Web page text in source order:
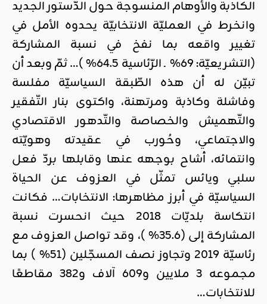
الكاذبة والأوهام المنسوجة حول الدّستور الجديد
وانخرط في العمليّة الانتخابيّة يحدوه الأمل في
تغيير واقعه بما نفخ في نسبة المشاركة
(التشريعيّة: 69% ـ الرّئاسية 64.5% )… ثمّ وبعد أن
تبيّن له أن هذه الطّبقة السياسيّة مفلسة
وفاشلة وكاذبة ومرتهنة، واكتوى بنار التّفقير
والتّهميش والخصاصة والتّدهور الاقتصادي
والاجتماعي، وحُورب في عقيدته وهويّته
وانتمائه، أشاح بوجهه عنها وقابلها بردّ فعل
سلبي ويائس تمثّل في العزوف عن الحياة
السياسيّة في أبرز مظاهرها: الانتخابات… فكانت
انتكاسة بلديّات 2018 حيث انحسرت نسبة
المشاركة إلى (35.6% )، وقد تواصل العزوف مع
رئاسيّة 2019 وتجاوز نصف المسجّلين (51% ) بما
مجموعه 3 ملايين و609 آلاف و382 مقاطعًا
للانتخابات…